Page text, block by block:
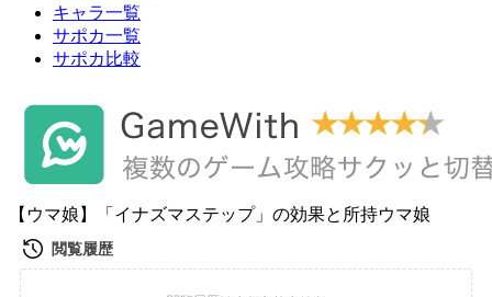
キャラ一覧
サポカ一覧
サポカ比較
【ウマ娘】「イナズマステップ」の効果と所持ウマ娘